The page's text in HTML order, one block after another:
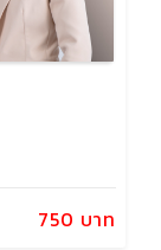
750 บาท